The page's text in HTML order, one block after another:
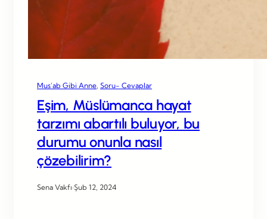
Mus’ab Gibi Anne Soru- Cevaplar
Eşim, Müslümanca hayat
tarzımı abartılı buluyor, bu
durumu onunla nasıl
çözebilirim?
Sena Vakfı·Şub 12, 2024